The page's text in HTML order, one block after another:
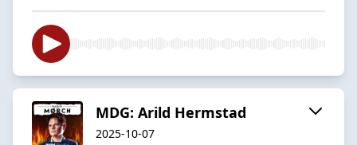
MDG: Arild Hermstad
2025-10-07